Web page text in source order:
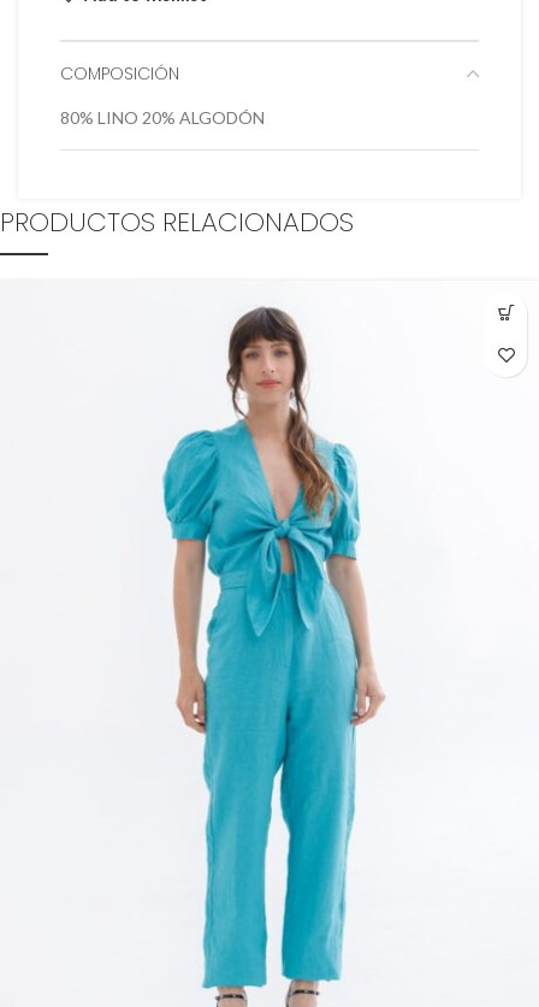
COMPOSICIÓN
80% LINO 20% ALGODÓN
PRODUCTOS RELACIONADOS